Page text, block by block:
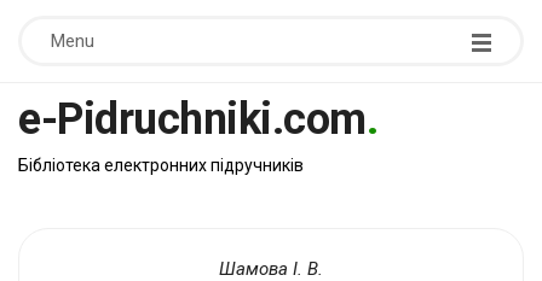
Menu
e-Pidruchniki.com.
Бібліотека електронних підручників
Шамова І. В.